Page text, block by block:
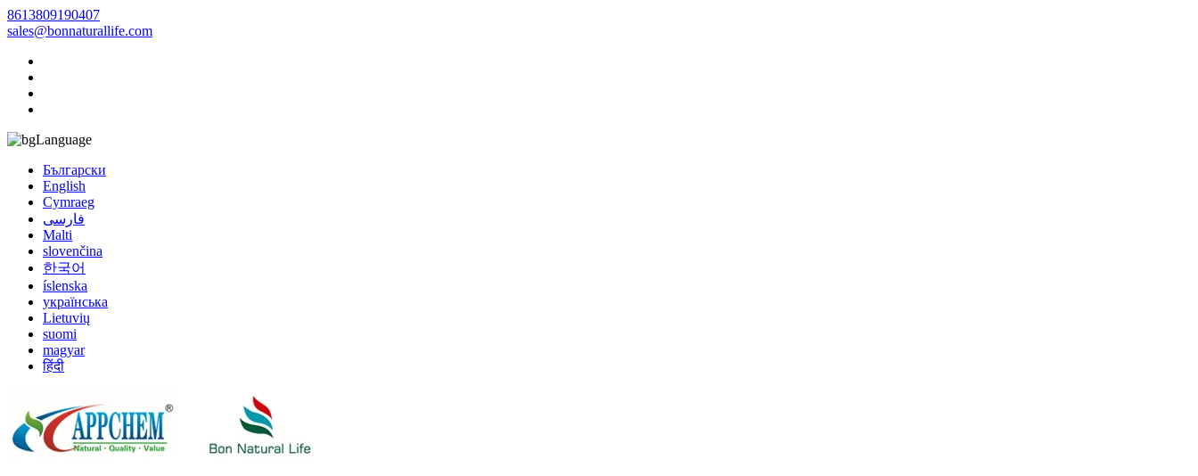
8613809190407
sales@bonnaturallife.com
Language
Български
English
Cymraeg
فارسی
Malti
slovenčina
한국어
íslenska
українська
Lietuvių
suomi
magyar
हिंदी